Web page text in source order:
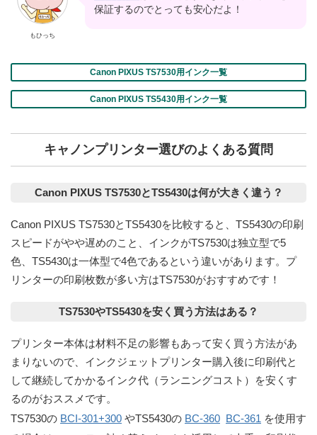
もひっち
保証するのでとっても安心だよ！
Canon PIXUS TS7530用インク一覧
Canon PIXUS TS5430用インク一覧
キャノンプリンター選びのよくある質問
Canon PIXUS TS7530とTS5430は何が大きく違う？
Canon PIXUS TS7530とTS5430を比較すると、TS5430の印刷
スピードがやや遅めのこと、インクがTS7530は独立型で5
色、TS5430は一体型で4色であるという違いがあります。プ
リンターの印刷枚数が多い方はTS7530がおすすめです！
TS7530やTS5430を安く買う方法はある？
プリンター本体は材料不足の影響もあって安く買う方法があ
まりないので、インクジェットプリンター購入後に印刷代と
して継続してかかるインク代（ランニングコスト）を安くす
るのがおススメです。
TS7530の BCI-301+300 やTS5430の BC-360 BC-361 を使用す